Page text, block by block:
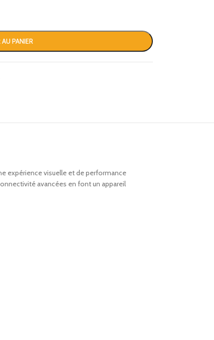
AU PANIER
expérience visuelle et de performance
avancées en font un appareil